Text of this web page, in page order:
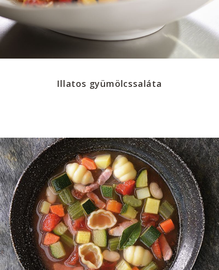
Illatos gyümölcssaláta